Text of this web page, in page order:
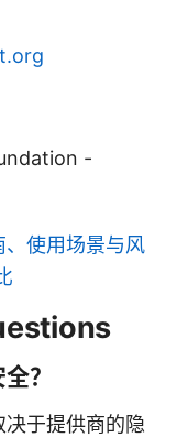
-
使用场景与风
？
于提供商的隐